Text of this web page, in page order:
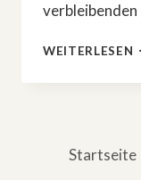
WEITERLESEN
Startseite